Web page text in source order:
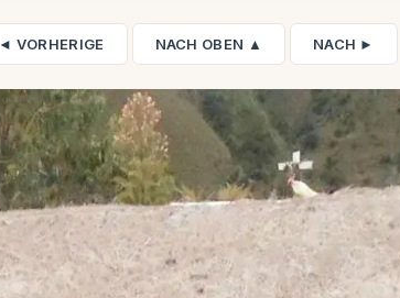
◄ VORHERIGE NACH OBEN ▲ NACH ►